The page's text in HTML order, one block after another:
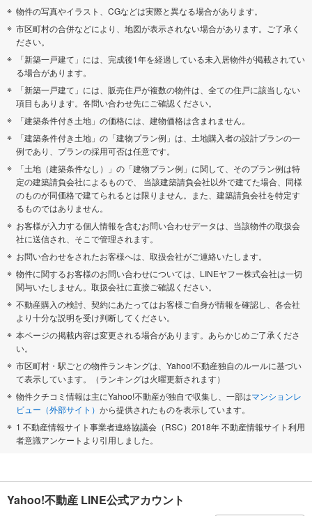
物件の写真やイラスト、CGなどは実際と異なる場合があります。
市区町村の合併などにより、地図が表示されない場合があります。ご了承く
ださい。
「新築一戸建て」には、完成後1年を経過している未入居物件が掲載されてい
る場合があります。
「新築一戸建て」には、販売住戸が複数の物件は、全ての住戸に該当しない
項目もあります。各問い合わせ先にご確認ください。
「建築条件付き土地」の価格には、建物価格は含まれません。
「建築条件付き土地」の「建物プラン例」は、土地購入者の設計プランの一
例であり、プランの採用可否は任意です。
「土地（建築条件なし）」の「建物プラン例」に関して、そのプラン例は特
定の建築請負会社によるもので、 当該建築請負会社以外で建てた場合、同様
のものが同価格で建てられるとは限りません。また、建築請負会社を特定す
るものではありません。
お客様が入力する個人情報を含むお問い合わせデータは、当該物件の取扱会
社に送信され、そこで管理されます。
お問い合わせをされたお客様へは、取扱会社がご連絡いたします。
物件に関するお客様のお問い合わせについては、LINEヤフー株式会社は一切
関与いたしません。取扱会社に直接ご確認ください。
不動産購入の検討、契約にあたってはお客様ご自身が情報を確認し、各会社
より十分な説明を受け判断してください。
本ページの掲載内容は変更される場合があります。あらかじめご了承くださ
い。
市区町村・駅ごとの物件ランキングは、Yahoo!不動産独自のルールに基づい
て表示しています。（ランキングは火曜更新されます）
物件クチコミ情報は主にYahoo!不動産が独自で収集し、一部はマンションレ
ビュー（外部サイト） から提供されたものを表示しています。
1 不動産情報サイト事業者連絡協議会（RSC）2018年 不動産情報サイト利用
者意識アンケートより引用しました。
Yahoo!不動産 LINE公式アカウント